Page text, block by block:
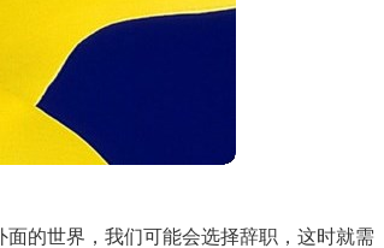
的世界，我们可能会选择辞职，这时就需